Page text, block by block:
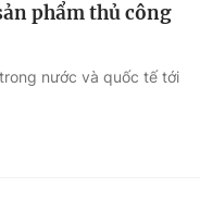
phẩm thủ công
nước và quốc tế tới